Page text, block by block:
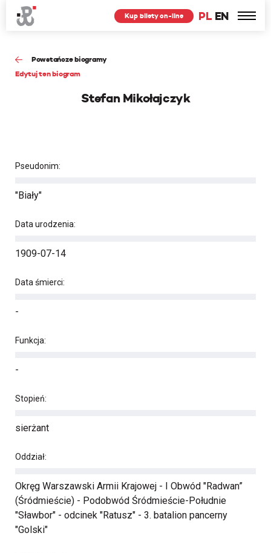
PL EN
Kup bilety on-line
Powstańcze biogramy
Edytuj ten biogram
Stefan Mikołajczyk
Pseudonim:
"Biały"
Data urodzenia:
1909-07-14
Data śmierci:
-
Funkcja:
-
Stopień:
sierżant
Oddział:
Okręg Warszawski Armii Krajowej - I Obwód "Radwan”
(Śródmieście) - Podobwód Śródmieście-Południe
"Sławbor" - odcinek "Ratusz" - 3. batalion pancerny
"Golski"